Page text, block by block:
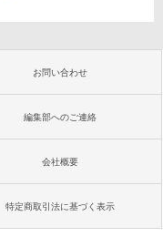
お問い合わせ
編集部へのご連絡
会社概要
特定商取引法に基づく表示